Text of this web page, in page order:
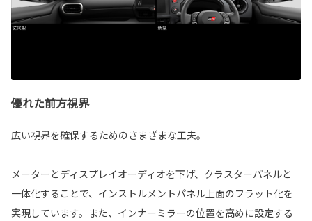
優れた前方視界
広い視界を確保するためのさまざまな工夫。
メーターとディスプレイオーディオを下げ、クラスターパネルと
一体化することで、インストルメントパネル上面のフラット化を
実現しています。また、インナーミラーの位置を高めに設定する